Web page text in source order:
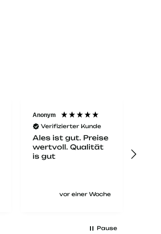
Anonym
Verifizierter Kunde
Ales ist gut. Preise
wertvoll. Qualität
is gut
vor einer Woche
Pause